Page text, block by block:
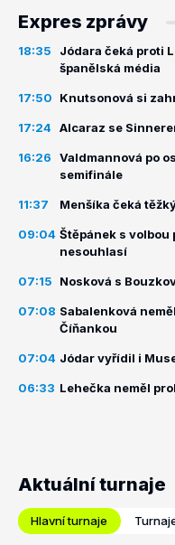
Expres zprávy
18:35
Jódara čeká proti
španělská média
17:50 Knutsonová si
17:24 Alcaraz se
16:26
Valdmannová po
semifinále
11:37 Menšíka čeká
09:04 Štěpánek s volbou
nesouhlasí
07:15 Nosková s
07:08 Sabalenková
Číňankou
07:04 Jódar vyřídil i
06:33 Lehečka neměl
Aktuální turnaje
Hlavní turnaje